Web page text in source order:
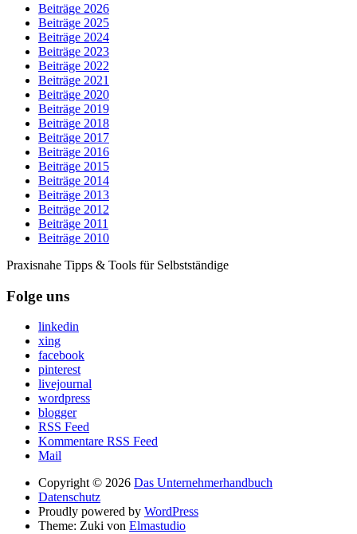
Beiträge 2026
Beiträge 2025
Beiträge 2024
Beiträge 2023
Beiträge 2022
Beiträge 2021
Beiträge 2020
Beiträge 2019
Beiträge 2018
Beiträge 2017
Beiträge 2016
Beiträge 2015
Beiträge 2014
Beiträge 2013
Beiträge 2012
Beiträge 2011
Beiträge 2010
Praxisnahe Tipps & Tools für Selbstständige
Folge uns
linkedin
xing
facebook
pinterest
livejournal
wordpress
blogger
RSS Feed
Kommentare RSS Feed
Mail
Copyright © 2026 Das Unternehmerhandbuch
Datenschutz
Proudly powered by WordPress
Theme: Zuki von Elmastudio